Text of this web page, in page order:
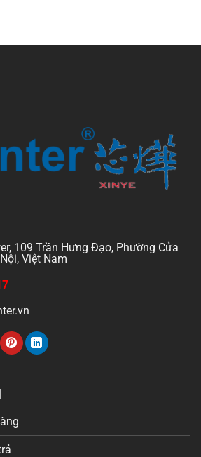
109 Trần Hưng Đạo, Phường Cửa
Việt Nam